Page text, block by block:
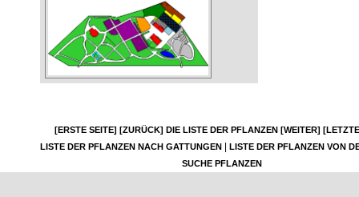
[ERSTE SEITE] [ZURÜCK] DIE LISTE DER PFLANZEN [WEITER]
LISTE DER PFLANZEN NACH GATTUNGEN
LISTE DER PFLANZEN VON
SUCHE PFLANZEN